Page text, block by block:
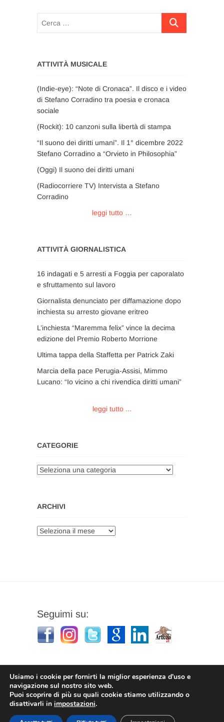
Cerca
ATTIVITÀ MUSICALE
(Indie-eye): “Note di Cronaca”. Il disco e i video
di Stefano Corradino tra poesia e cronaca
sociale
(Rockit): 10 canzoni sulla libertà di stampa
“Il suono dei diritti umani”. Il 1° dicembre 2022
Stefano Corradino a “Orvieto in Philosophia”
(Oggi) Il suono dei diritti umani
(Radiocorriere TV) Intervista a Stefano
Corradino
leggi tutto …
ATTIVITÀ GIORNALISTICA
16 indagati e 5 arresti a Foggia per caporalato
e sfruttamento sul lavoro
Giornalista denunciato per diffamazione dopo
inchiesta su arresto giovane eritreo
L’inchiesta “Maremma felix” vince la decima
edizione del Premio Roberto Morrione
Ultima tappa della Staffetta per Patrick Zaki
Marcia della pace Perugia-Assisi, Mimmo
Lucano: “Io vicino a chi rivendica diritti umani”
leggi tutto ...
CATEGORIE
Categorie
ARCHIVI
Archivi
Seguimi su:
Stefano Corradino
Usiamo i cookie per fornirti la miglior esperienza d'uso e
navigazione sul nostro sito web.
Puoi scoprire di più su quali cookie stiamo utilizzando o
disattivarli in impostazioni.